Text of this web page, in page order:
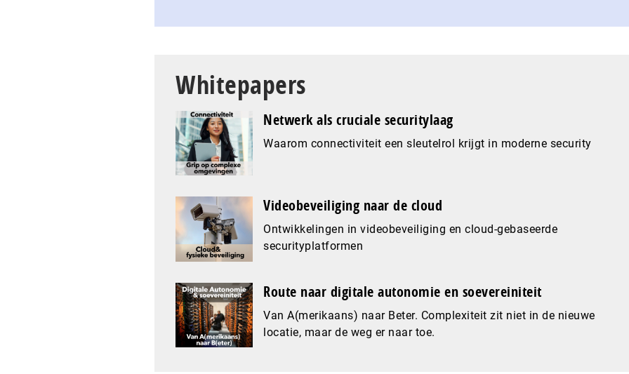
Whitepapers
Netwerk als cruciale securitylaag
Waarom connectiviteit een sleutelrol krijgt in moderne security
Videobeveiliging naar de cloud
Ontwikkelingen in videobeveiliging en cloud-gebaseerde
securityplatformen
Route naar digitale autonomie en soevereiniteit
Van A(merikaans) naar Beter. Complexiteit zit niet in de nieuwe
locatie, maar de weg er naar toe.